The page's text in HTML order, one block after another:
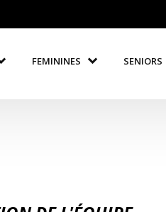
FEMININES SENIORS